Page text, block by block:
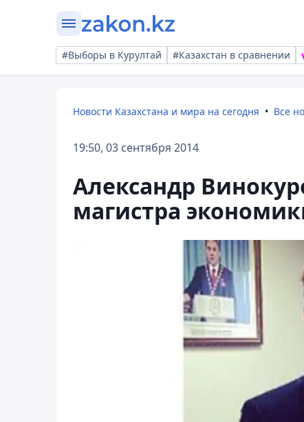
#Выборы в Курултай #Казахстан в сравнении
Новости Казахстана и мира на сегодня Все
19:50, 03 сентября 2014
Александр
магистра